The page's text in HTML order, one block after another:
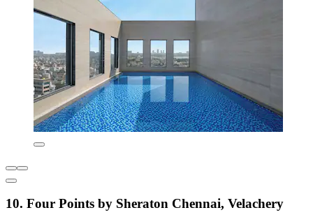
10. Four Points by Sheraton Chennai, Velachery